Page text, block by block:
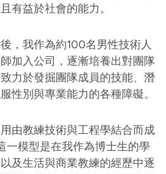
有益於社會的能力。
，我作為約100名男性技術人
加入公司，逐漸培養出對團隊
力於發掘團隊成員的技能、潛
性別與專業能力的各種障礙。
由教練技術與工程學結合而成
一模型是在我作為博士生的學
及生活與商業教練的經歷中逐